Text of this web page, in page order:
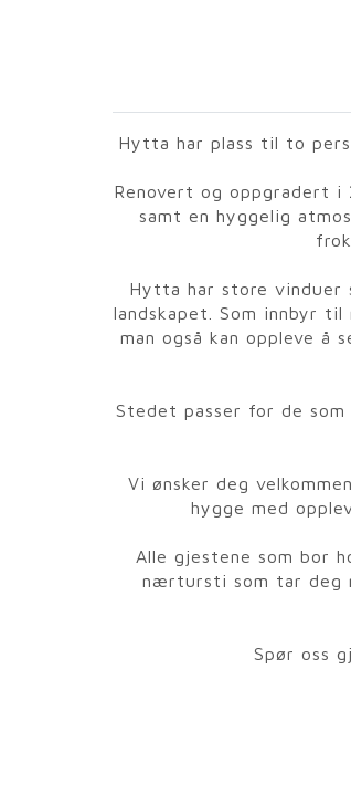
Hytta har plass til to
Renovert og oppgradert
samt en hyggelig
Hytta har store vinduer
landskapet. Som innbyr
man også kan oppleve å
Stedet passer for de
Vi ønsker deg
hygge med
Alle gjestene som bor
nærtursti som tar deg
Spør oss